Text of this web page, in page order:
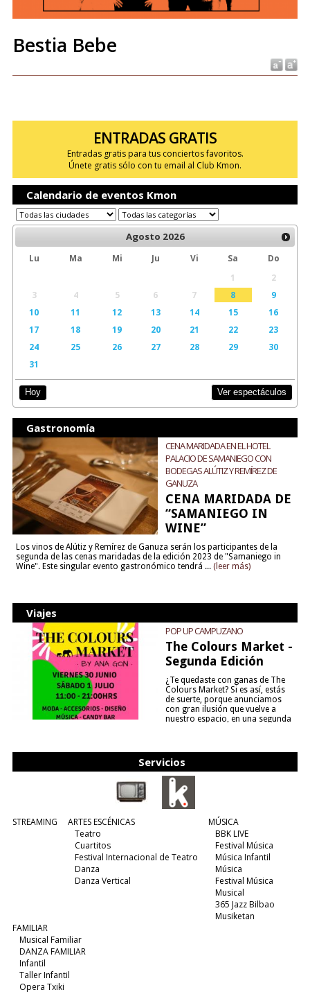
Bestia Bebe
ENTRADAS GRATIS
Entradas gratis para tus conciertos favoritos.
Únete gratis sólo con tu email al Club Kmon.
Calendario de eventos Kmon
Agosto 2026
Lu Ma Mi Ju Vi Sa
Do
1
2
3
4 5 6 7 8
9
10
11 12 13 14 15
16
17
18 19 20 21 22
23
24
25 26 27 28 29
30
31
Hoy Ver espectáculos
Gastronomía
CENA MARIDADA EN EL HOTEL
PALACIO DE SAMANIEGO CON
BODEGAS ALÚTIZ Y REMÍREZ DE
GANUZA
CENA MARIDADA DE
“SAMANIEGO IN
WINE”
Los vinos de Alútiz y Remírez de Ganuza serán los participantes de la
segunda de las cenas maridadas de la edición 2023 de "Samaniego in
Wine". Este singular evento gastronómico tendrá ... (leer más)
Viajes
POP UP CAMPUZANO
The Colours Market -
Segunda Edición
¿Te quedaste con ganas de The
Colours Market? Si es así, estás
de suerte, porque anunciamos
con gran ilusión que vuelve a
nuestro espacio, en una segunda
Servicios
STREAMING
ARTES ESCÉNICAS
Teatro
Cuartitos
Festival Internacional de Teatro
Danza
Danza Vertical
MÚSICA
BBK LIVE
Festival Música
Música Infantil
Música
Festival Música
Musical
365 Jazz Bilbao
Musiketan
FAMILIAR
Musical Familiar
DANZA FAMILIAR
Infantil
Taller Infantil
Opera Txiki